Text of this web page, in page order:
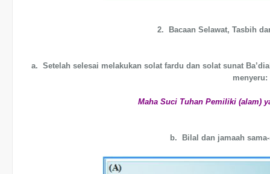
2. Bacaan Selawat, Tasbih
a. Setelah selesai melakukan solat fardu dan solat sunat
menyeru:
Maha Suci Tuhan Pemiliki (alam)
b. Bilal dan jamaah